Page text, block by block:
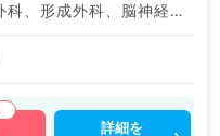
神経内科、整形外科、形成外科、脳神経外科、呼吸器外科、心臓血管外科、小児外科、泌尿器科、一般内科、循環器内科、呼吸器内科、消化器内科、内分泌・代謝内科、腎臓内科、老年内科、血液内科、外科系全般、一般外科、消化器外科、乳腺外科、膠原病科、スポーツ整形外科、大腸・肛門外科
詳細を